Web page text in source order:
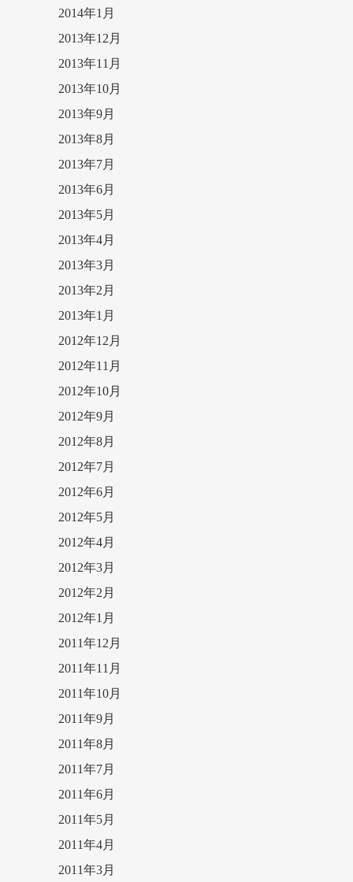
2014年1月
2013年12月
2013年11月
2013年10月
2013年9月
2013年8月
2013年7月
2013年6月
2013年5月
2013年4月
2013年3月
2013年2月
2013年1月
2012年12月
2012年11月
2012年10月
2012年9月
2012年8月
2012年7月
2012年6月
2012年5月
2012年4月
2012年3月
2012年2月
2012年1月
2011年12月
2011年11月
2011年10月
2011年9月
2011年8月
2011年7月
2011年6月
2011年5月
2011年4月
2011年3月